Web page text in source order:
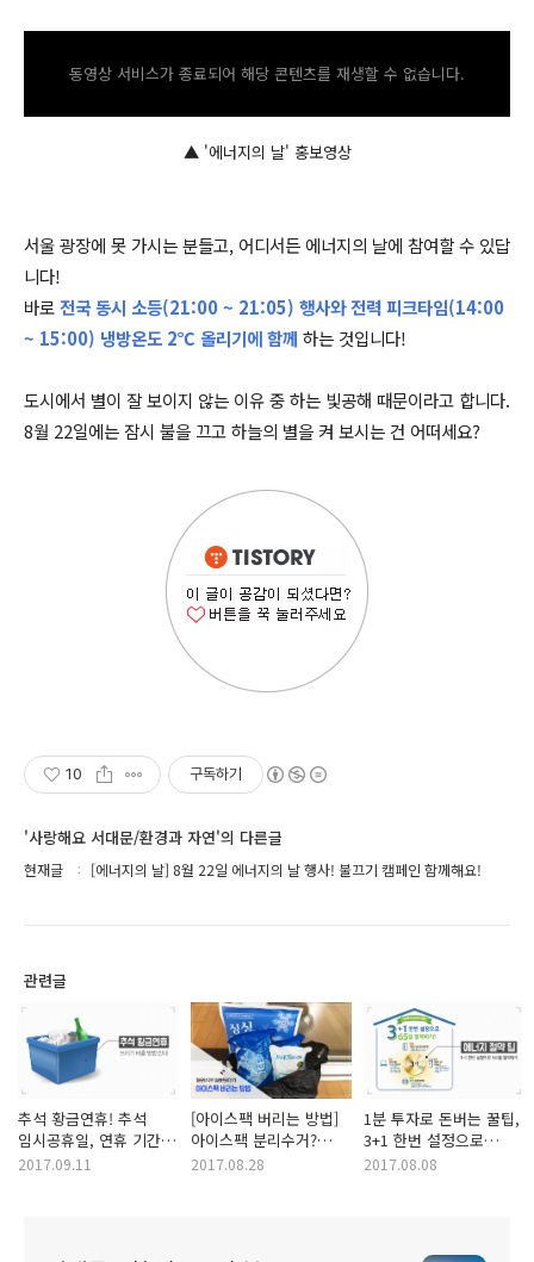
동영상 서비스가 종료되어 해당 콘텐츠를 재생할 수 없습니다.
▲ '에너지의 날' 홍보영상
서울 광장에 못 가시는 분들고, 어디서든 에너지의 날에 참여할 수 있답
니다!
바로전국 동시 소등(21:00 ~ 21:05) 행사와 전력 피크타임(14:00
~ 15:00) 냉방온도 2℃ 올리기에 함께 하는 것입니다!
도시에서 별이 잘 보이지 않는 이유 중 하는 빛공해 때문이라고 합니다.
8월 22일에는 잠시 불을 끄고 하늘의 별을 켜 보시는 건 어떠세요?
10 구독하기
'사랑해요 서대문/환경과 자연'의 다른글
현재글 [에너지의 날] 8월 22일 에너지의 날 행사! 불끄기 캠페인 함께해요!
관련글
추석 황금연휴! 추석
임시공휴일, 연휴 기간
중 쓰레기 배출방법
2017.09.11
[아이스팩 버리는 방법]
아이스팩 분리수거?
일반쓰레기?
2017.08.28
1분 투자로 돈버는 꿀팁,
3+1 한번 설정으로
365일 절약하기!
2017.08.08